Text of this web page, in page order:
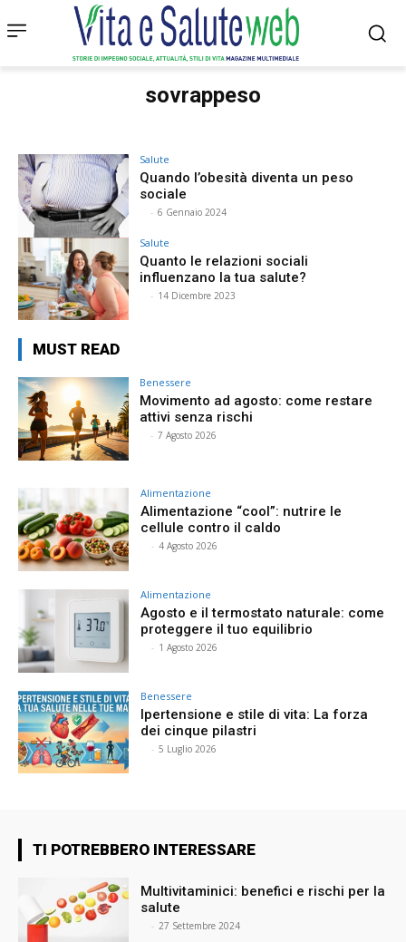
sovrappeso
Salute
Quando l’obesità diventa un peso
sociale
- 6 Gennaio 2024
Salute
Quanto le relazioni sociali
influenzano la tua salute?
- 14 Dicembre 2023
MUST READ
Benessere
Movimento ad agosto: come restare
attivi senza rischi
- 7 Agosto 2026
Alimentazione
Alimentazione “cool”: nutrire le
cellule contro il caldo
- 4 Agosto 2026
Alimentazione
Agosto e il termostato naturale: come
proteggere il tuo equilibrio
- 1 Agosto 2026
Benessere
Ipertensione e stile di vita: La forza
dei cinque pilastri
- 5 Luglio 2026
TI POTREBBERO INTERESSARE
Multivitaminici: benefici e rischi per la
salute
- 27 Settembre 2024